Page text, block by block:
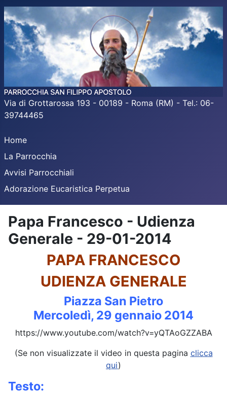
Via di Grottarossa 193 - 00189 - Roma (RM) - Tel.: 06-
39744465
Home
La Parrocchia
Avvisi Parrocchiali
Adorazione Eucaristica Perpetua
Papa Francesco - Udienza
Generale - 29-01-2014
PAPA FRANCESCO
UDIENZA GENERALE
Piazza San Pietro
Mercoledì, 29 gennaio 2014
https://www.youtube.com/watch?v=yQTAoGZZABA
(Se non visualizzate il video in questa pagina clicca
qui)
Testo: